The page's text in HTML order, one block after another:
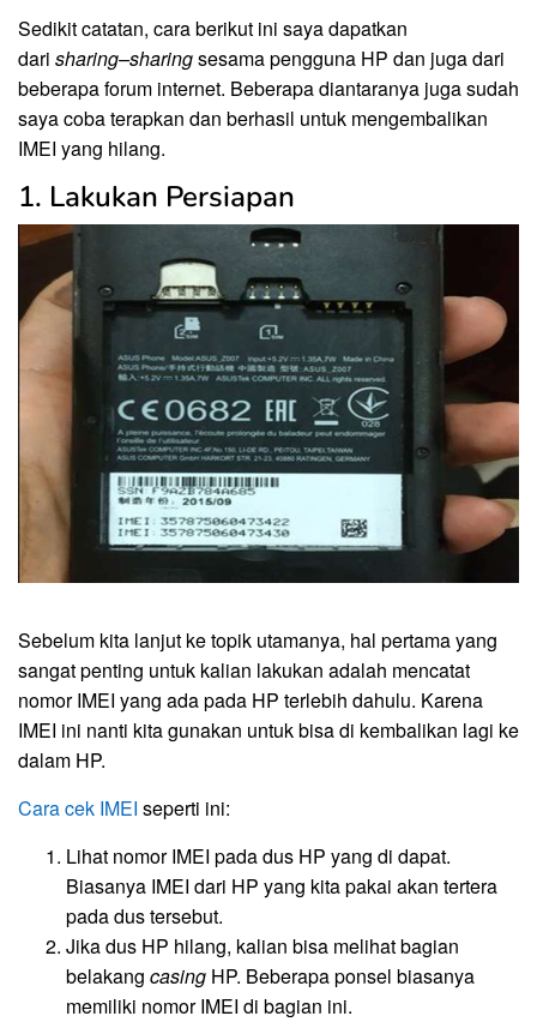
Sedikit catatan, cara berikut ini saya dapatkan
dari sharing–sharingsesama pengguna HP dan juga dari
beberapa forum internet. Beberapa diantaranya juga sudah
saya coba terapkan dan berhasil untuk mengembalikan
IMEI yang hilang.
1. Lakukan Persiapan
Sebelum kita lanjut ke topik utamanya, hal pertama yang
sangat penting untuk kalian lakukan adalah mencatat
nomor IMEI yang ada pada HP terlebih dahulu. Karena
IMEI ini nanti kita gunakan untuk bisa di kembalikan lagi ke
dalam HP.
Cara cek IMEI seperti ini:
Lihat nomor IMEI pada dus HP yang di dapat.
Biasanya IMEI dari HP yang kita pakai akan tertera
pada dus tersebut.
Jika dus HP hilang, kalian bisa melihat bagian
belakang casing HP. Beberapa ponsel biasanya
memiliki nomor IMEI di bagian ini.